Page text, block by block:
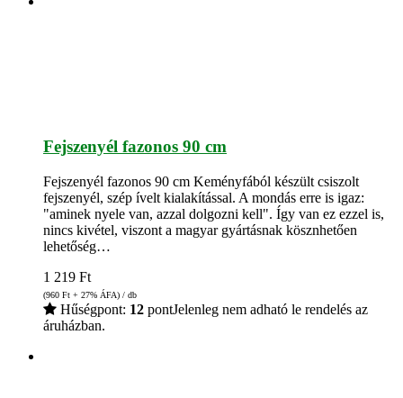
Fejszenyél fazonos 90 cm
Fejszenyél fazonos 90 cm Keményfából készült csiszolt
fejszenyél, szép ívelt kialakítással. A mondás erre is igaz:
"aminek nyele van, azzal dolgozni kell". Így van ez ezzel is,
nincs kivétel, viszont a magyar gyártásnak kösznhetően
lehetőség…
1 219 Ft
(960 Ft + 27% ÁFA) / db
Hűségpont: 12 pontJelenleg nem adható le rendelés az
áruházban.